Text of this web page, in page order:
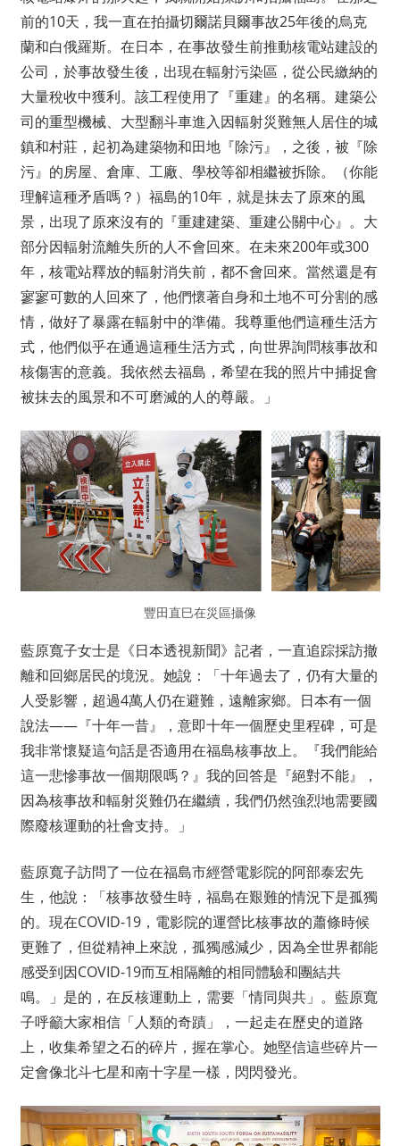
前的10天，我一直在拍攝切爾諾貝爾事故25年後的烏克
蘭和白俄羅斯。在日本，在事故發生前推動核電站建設的
公司，於事故發生後，出現在輻射污染區，從公民繳納的
大量稅收中獲利。該工程使用了『重建』的名稱。建築公
司的重型機械、大型翻斗車進入因輻射災難無人居住的城
鎮和村莊，起初為建築物和田地『除污』，之後，被『除
污』的房屋、倉庫、工廠、學校等卻相繼被拆除。（你能
理解這種矛盾嗎？）福島的10年，就是抹去了原來的風
景，出現了原來沒有的『重建建築、重建公關中心』。大
部分因輻射流離失所的人不會回來。在未來200年或300
年，核電站釋放的輻射消失前，都不會回來。當然還是有
寥寥可數的人回來了，他們懷著自身和土地不可分割的感
情，做好了暴露在輻射中的準備。我尊重他們這種生活方
式，他們似乎在通過這種生活方式，向世界詢問核事故和
核傷害的意義。我依然去福島，希望在我的照片中捕捉會
被抹去的風景和不可磨滅的人的尊嚴。」
豐田直巳在災區攝像
藍原寬子女士是《日本透視新聞》記者，一直追踪採訪撤
離和回鄉居民的境況。她說：「十年過去了，仍有大量的
人受影響，超過4萬人仍在避難，遠離家鄉。日本有一個
說法——『十年一昔』，意即十年一個歷史里程碑，可是
我非常懷疑這句話是否適用在福島核事故上。『我們能給
這一悲慘事故一個期限嗎？』我的回答是『絕對不能』，
因為核事故和輻射災難仍在繼續，我們仍然強烈地需要國
際廢核運動的社會支持。」
藍原寬子訪問了一位在福島市經營電影院的阿部泰宏先
生，他說：「核事故發生時，福島在艱難的情況下是孤獨
的。現在COVID-19，電影院的運營比核事故的蕭條時候
更難了，但從精神上來說，孤獨感減少，因為全世界都能
感受到因COVID-19而互相隔離的相同體驗和團結共
鳴。」是的，在反核運動上，需要「情同與共」。藍原寬
子呼籲大家相信「人類的奇蹟」，一起走在歷史的道路
上，收集希望之石的碎片，握在掌心。她堅信這些碎片一
定會像北斗七星和南十字星一樣，閃閃發光。